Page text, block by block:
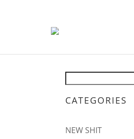
CATEGORIES
NEW SHIT